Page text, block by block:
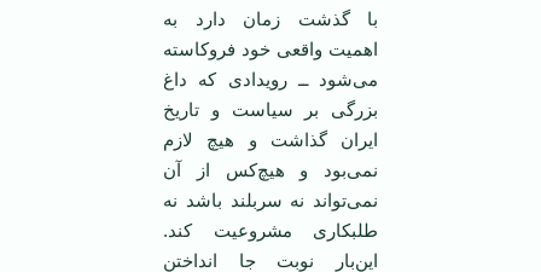
با گذشت زمان دارد به
اهمیت واقعی خود فروکاسته
می‌شود ــ رویدادی که داغ
بزرگی بر سیاست و تاریخ
ایران گذاشت و هیچ لازم
نمی‌بود و هیچ‌کس از آن
نمی‌تواند نه سربلند باشد نه
طلبکاری مشروعیت کند.
این‌بار نوبت جا انداختن